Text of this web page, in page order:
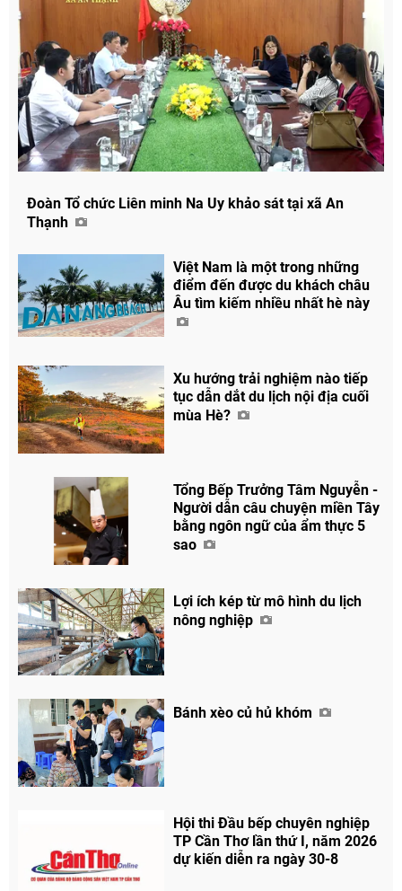
Đoàn Tổ chức Liên minh Na Uy khảo sát tại xã An
Thạnh
Việt Nam là một trong những
điểm đến được du khách châu
Âu tìm kiếm nhiều nhất hè này
Xu hướng trải nghiệm nào tiếp
tục dẫn dắt du lịch nội địa cuối
mùa Hè?
Tổng Bếp Trưởng Tâm Nguyễn -
Người dẫn câu chuyện miền Tây
bằng ngôn ngữ của ẩm thực 5
sao
Lợi ích kép từ mô hình du lịch
nông nghiệp
Bánh xèo củ hủ khóm
Hội thi Đầu bếp chuyên nghiệp
TP Cần Thơ lần thứ I, năm 2026
dự kiến diễn ra ngày 30-8